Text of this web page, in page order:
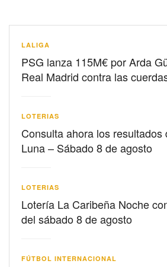
LALIGA
PSG lanza 115M€ por Arda
Real Madrid contra las
LOTERIAS
Consulta ahora los resultados
Luna – Sábado 8 de agosto
LOTERIAS
Lotería La Caribeña Noche
del sábado 8 de agosto
FÚTBOL INTERNACIONAL